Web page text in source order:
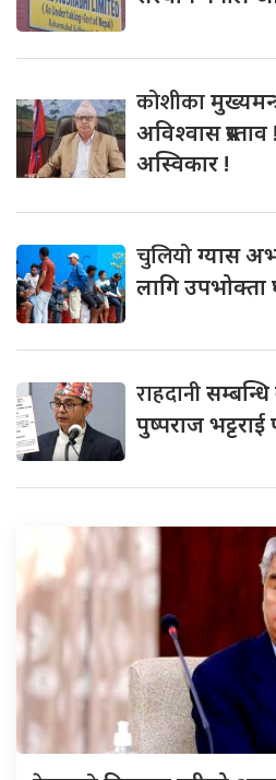
कोशीका
अविश्वास
अस्विकार !
चुलियोग्यास
लागि उपभोक्ता
राहदानी
पुष्पराज भट्टराई